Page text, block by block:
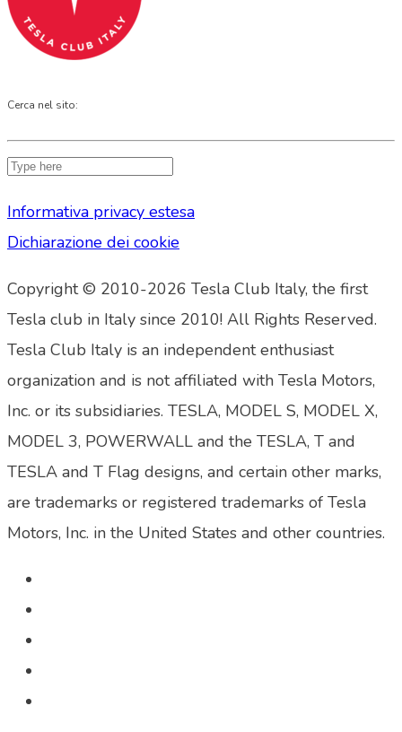
Cerca nel sito:
Informativa privacy estesa
Dichiarazione dei cookie
Copyright © 2010-2026 Tesla Club Italy, the first
Tesla club in Italy since 2010! All Rights Reserved.
Tesla Club Italy is an independent enthusiast
organization and is not affiliated with Tesla Motors,
Inc. or its subsidiaries. TESLA, MODEL S, MODEL X,
MODEL 3, POWERWALL and the TESLA, T and
TESLA and T Flag designs, and certain other marks,
are trademarks or registered trademarks of Tesla
Motors, Inc. in the United States and other countries.